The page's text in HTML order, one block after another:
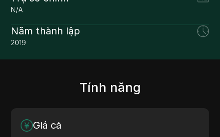
N/A
Năm thành lập
2019
Tính năng
Giá cả